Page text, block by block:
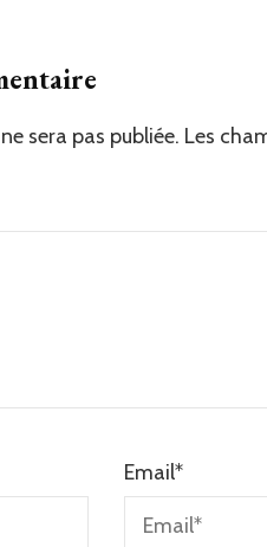
sera pas publiée. Les
Email*